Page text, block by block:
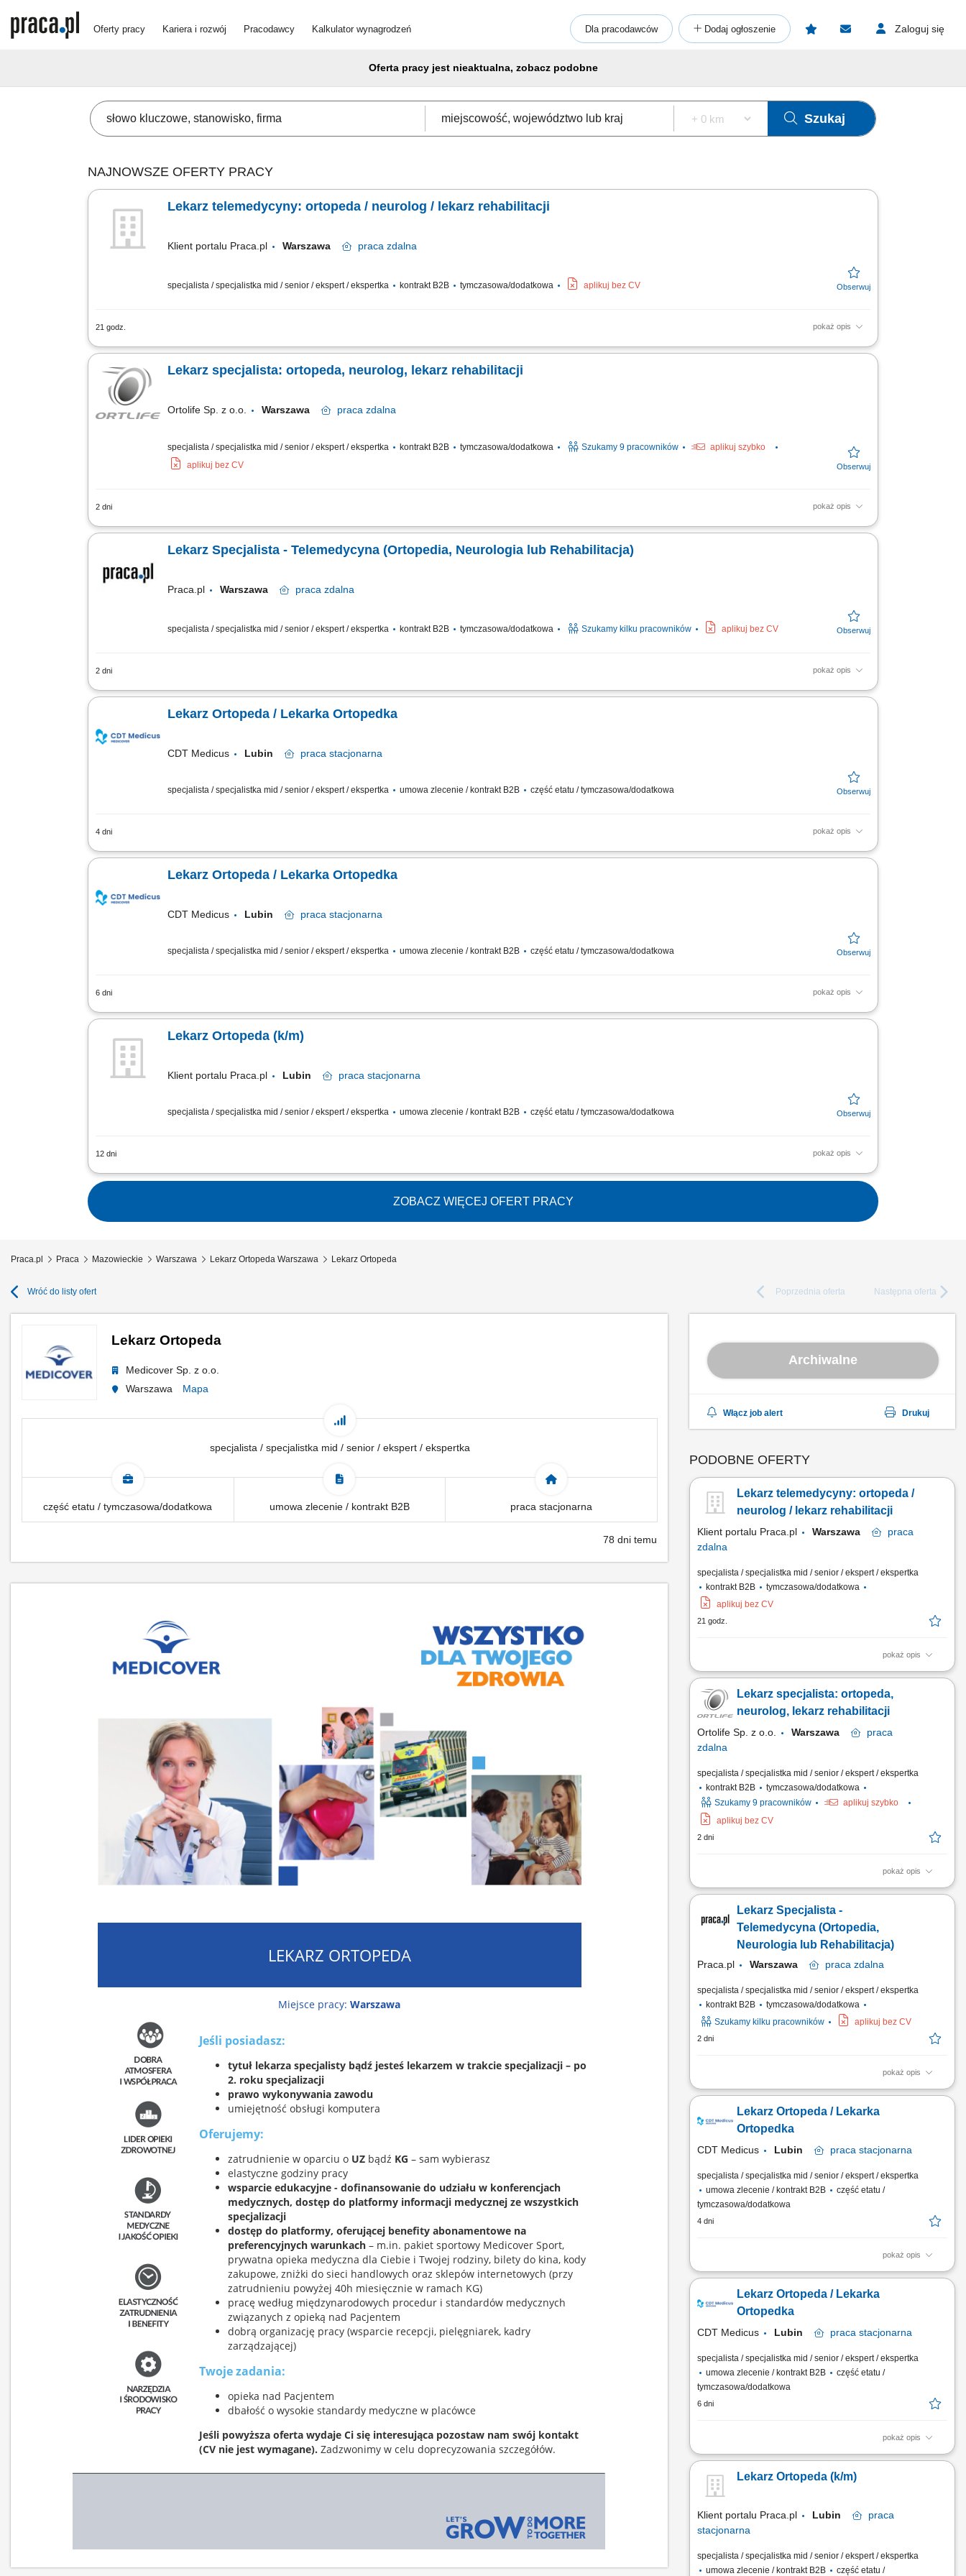
Oferty pracy Kariera i rozwój Pracodawcy Kalkulator wynagrodzeń Dla pracodawców Dodaj ogłoszenie Zaloguj się
Oferta pracy jest nieaktualna, zobacz podobne
Szukaj
NAJNOWSZE OFERTY PRACY
Lekarz telemedycyny: ortopeda / neurolog / lekarz rehabilitacji
Klient portalu Praca.pl Warszawa praca zdalna
specjalista / specjalistka mid / senior / ekspert / ekspertka kontrakt B2B tymczasowa/dodatkowa aplikuj bez CV
21 godz. pokaż opis
Realizacja zdalnych porad medycznych dedykowanych osobom pełnoletnim. Weryfikacja kondycji zdrowotnej na bazie pogłębionych wywiadów oraz analizy historii
Lekarz specjalista: ortopeda, neurolog, lekarz rehabilitacji
Ortolife Sp. z o.o. Warszawa praca zdalna
specjalista / specjalistka mid / senior / ekspert / ekspertka kontrakt B2B tymczasowa/dodatkowa Szukamy 9 pracowników
aplikuj szybko
aplikuj bez CV
2 dni pokaż opis
Zadania: Udzielanie specjalistycznych telekonsultacji medycznych pacjentom dorosłym. Dokładna ocena stanu zdrowia pacjentów na podstawie wywiadu medycznego
Lekarz Specjalista - Telemedycyna (Ortopedia, Neurologia lub Rehabilitacja)
Praca.pl Warszawa praca zdalna
specjalista / specjalistka mid / senior / ekspert / ekspertka kontrakt B2B tymczasowa/dodatkowa Szukamy kilku pracowników aplikuj bez CV
2 dni pokaż opis
praca zdalna Zadania Przeprowadzanie konsultacji medycznych na odległość (telefonicznie lub wideo) Diagnostyka pacjentów w oparciu o zebrany wywiad i przesłane
Lekarz Ortopeda / Lekarka Ortopedka
CDT Medicus Lubin praca stacjonarna
specjalista / specjalistka mid / senior / ekspert / ekspertka umowa zlecenie / kontrakt B2B część etatu / tymczasowa/dodatkowa
4 dni pokaż opis
Opis stanowiska Zapewnianie kompleksowej opieki medycznej pacjentom zgodnie z aktualną wiedzą i standardami medycznymi. Przeprowadzanie konsultacji
Lekarz Ortopeda / Lekarka Ortopedka
CDT Medicus Lubin praca stacjonarna
specjalista / specjalistka mid / senior / ekspert / ekspertka umowa zlecenie / kontrakt B2B część etatu / tymczasowa/dodatkowa
6 dni pokaż opis
Twoje zadania: zapewnianie profesjonalnej opieki Pacjentom i budowanie pozytywnej relacji. dbanie o utrzymanie najwyższych standardów medycznych w placówce.
Lekarz Ortopeda (k/m)
Klient portalu Praca.pl Lubin praca stacjonarna
specjalista / specjalistka mid / senior / ekspert / ekspertka umowa zlecenie / kontrakt B2B część etatu / tymczasowa/dodatkowa
12 dni pokaż opis
Realizacja prywatnych konsultacji specjalistycznych oraz nadzór nad procesem terapeutycznym pacjentów. Dbanie o zachowanie najwyższych standardów opieki
ZOBACZ WIĘCEJ OFERT PRACY
Praca.pl Praca Mazowieckie Warszawa Lekarz Ortopeda Warszawa Lekarz Ortopeda
Wróć do listy ofert Poprzednia oferta Następna oferta
Lekarz Ortopeda
Medicover Sp. z o.o.
Warszawa
Mapa
specjalista / specjalistka mid / senior / ekspert / ekspertka
część etatu / tymczasowa/dodatkowa umowa zlecenie / kontrakt B2B praca stacjonarna
78 dni temu
LEKARZ ORTOPEDA
Miejsce pracy: Warszawa
Jeśli posiadasz:
tytuł lekarza specjalisty bądź jesteś lekarzem w trakcie specjalizacji – po
2. roku specjalizacji
prawo wykonywania zawodu
umiejętność obsługi komputera
Oferujemy:
zatrudnienie w oparciu o UZbądź KG – sam wybierasz
elastyczne godziny pracy
wsparcie edukacyjne - dofinansowanie do udziału w konferencjach
medycznych, dostęp do platformy informacji medycznej ze wszystkich
specjalizacji
dostęp do platformy, oferującej benefity abonamentowe na
preferencyjnych warunkach– m.in. pakiet sportowy Medicover Sport,
prywatna opieka medyczna dla Ciebie i Twojej rodziny, bilety do kina, kody
zakupowe, zniżki do sieci handlowych oraz sklepów internetowych (przy
zatrudnieniu powyżej 40h miesięcznie w ramach KG)
pracę według międzynarodowych procedur i standardów medycznych
związanych z opieką nad Pacjentem
dobrą organizację pracy (wsparcie recepcji, pielęgniarek, kadry
zarządzającej)
Twoje zadania:
opieka nad Pacjentem
dbałość o wysokie standardy medyczne w placówce
Jeśli powyższa oferta wydaje Ci się interesująca pozostaw nam swój kontakt
(CV nie jest wymagane). Zadzwonimy w celu doprecyzowania szczegółów.
Archiwalne
Włącz job alert Drukuj
PODOBNE OFERTY
Lekarz telemedycyny: ortopeda /
neurolog / lekarz rehabilitacji
Klient portalu Praca.pl Warszawa
praca
zdalna
specjalista / specjalistka mid / senior / ekspert / ekspertka
kontrakt B2B
tymczasowa/dodatkowa
aplikuj bez CV
21 godz.
pokaż opis
Realizacja zdalnych porad medycznych dedykowanych
pogłębionych wywiadów oraz analizy historii choroby.
Sporządzanie formalnych opinii i orzeczeń medycznych
Lekarz specjalista: ortopeda,
neurolog, lekarz rehabilitacji
Ortolife Sp. z o.o. Warszawa
praca
zdalna
specjalista / specjalistka mid / senior / ekspert / ekspertka
kontrakt B2B
tymczasowa/dodatkowa
Szukamy 9 pracowników
aplikuj szybko
aplikuj bez CV
2 dni
pokaż opis
Zadania: Udzielanie specjalistycznych telekonsultacji
zdrowia pacjentów na podstawie wywiadu medycznego i
dostępnej dokumentacji. Wystawianie rzetelnych zaświadczeń
medycznych zgodnie z obowiązującymi przepisami.
Lekarz Specjalista -
Telemedycyna (Ortopedia,
Neurologia lub Rehabilitacja)
Praca.pl Warszawa praca zdalna
specjalista / specjalistka mid / senior / ekspert / ekspertka
kontrakt B2B
tymczasowa/dodatkowa
Szukamy kilku pracowników
aplikuj bez CV
2 dni
pokaż opis
praca zdalna Zadania Przeprowadzanie konsultacji
Diagnostyka pacjentów w oparciu o zebrany wywiad i
przesłane wyniki badań; Prowadzenie dokumentacji
ZLA) zgodnie ze wskazaniami medycznymi;
Lekarz Ortopeda / Lekarka
Ortopedka
CDT Medicus Lubin praca stacjonarna
specjalista / specjalistka mid / senior / ekspert / ekspertka
umowa zlecenie / kontrakt B2B
część etatu /
tymczasowa/dodatkowa
4 dni
pokaż opis
Opis stanowiska Zapewnianie kompleksowej opieki medycznej
medycznymi. Przeprowadzanie konsultacji lekarskich oraz
budowanie profesjonalnych relacji z pacjentami. Dbanie o
obowiązujących...
Lekarz Ortopeda / Lekarka
Ortopedka
CDT Medicus Lubin praca stacjonarna
specjalista / specjalistka mid / senior / ekspert / ekspertka
umowa zlecenie / kontrakt B2B
część etatu /
tymczasowa/dodatkowa
6 dni
pokaż opis
Twoje zadania: zapewnianie profesjonalnej opieki Pacjentom i
najwyższych standardów medycznych w placówce. Szukamy
Ciebie, jeśli:​ jesteś lekarzem specjalistą, obsługa komputera
Lekarz Ortopeda (k/m)
Klient portalu Praca.pl Lubin
praca
stacjonarna
specjalista / specjalistka mid / senior / ekspert / ekspertka
umowa zlecenie / kontrakt B2B
część etatu /